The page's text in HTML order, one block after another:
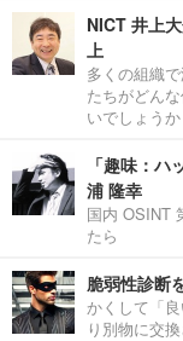
NICT 井上
上
多くの組織
たちがどん
いでしょうか
「趣味：
浦 隆幸
国内 OSINT
たら
脆弱性診断
かくして「
り別物に交